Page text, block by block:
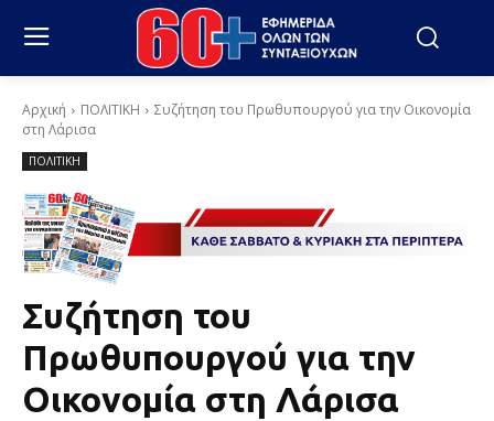
Αρχική ΠΟΛΙΤΙΚΗ
Συζήτηση του Πρωθυπουργού για την Οικονομία
στη Λάρισα
ΠΟΛΙΤΙΚΗ
Συζήτηση του
Πρωθυπουργού για την
Οικονομία στη Λάρισα